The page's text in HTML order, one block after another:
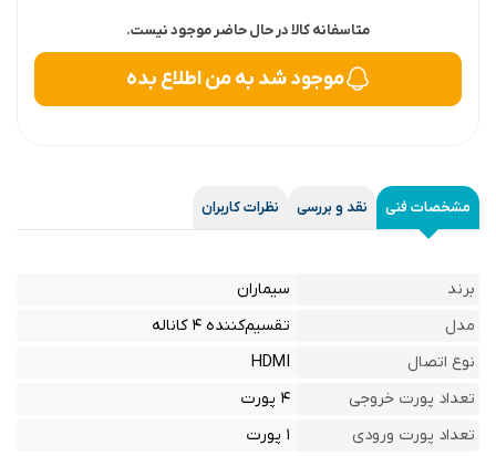
متاسفانه کالا در حال حاضر موجود نیست.
موجود شد به من اطلاع بده
مشخصات فنی نقد و بررسی نظرات کاربران
برند
سیماران
مدل
تقسیم‌کننده ۴ کاناله
نوع اتصال
HDMI
تعداد پورت خروجی
۴ پورت
تعداد پورت ورودی
۱ پورت